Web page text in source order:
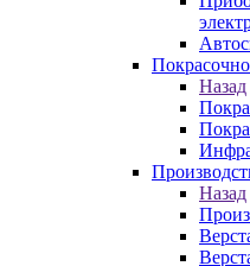
Назад
Назад